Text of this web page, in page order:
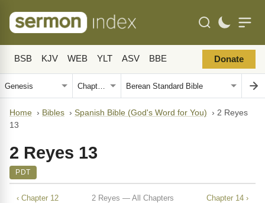
BSB KJV WEB YLT ASV BBE Donate
Home › Bibles › Spanish Bible (God's Word for You) › 2 Reyes
13
2 Reyes 13
PDT
‹ Chapter 12 2 Reyes — All Chapters Chapter 14 ›